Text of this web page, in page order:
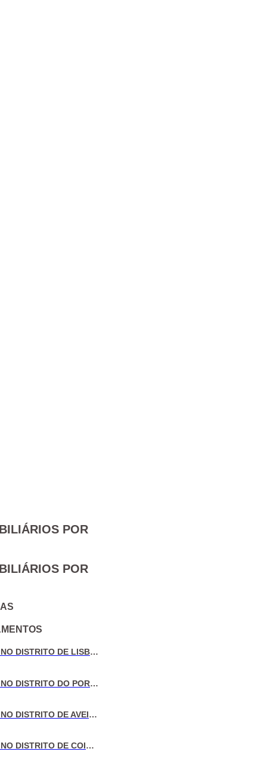
POR
POR
VENDA DE MORADIAS NO DISTRITO DE LISBOA
VENDA DE MORADIAS NO DISTRITO DO PORTO
VENDA DE MORADIAS NO DISTRITO DE AVEIRO
VENDA DE MORADIAS NO DISTRITO DE COIMBRA